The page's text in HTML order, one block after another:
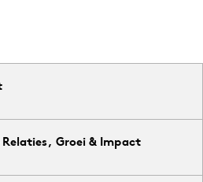
Groei & Impact